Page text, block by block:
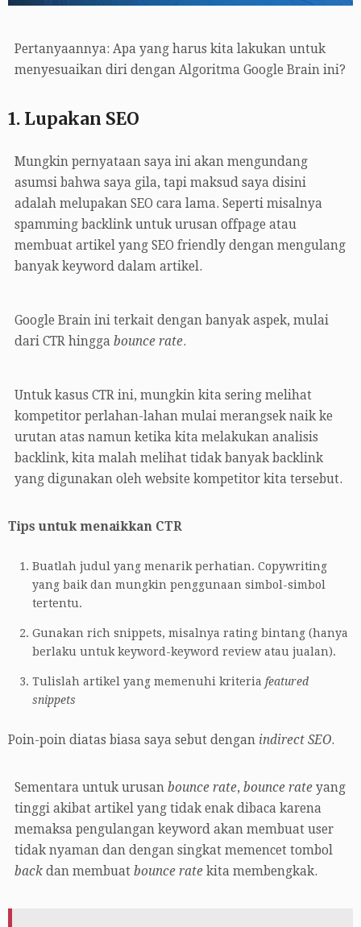
Pertanyaannya: Apa yang harus kita lakukan untuk
menyesuaikan diri dengan Algoritma Google Brain ini?
1. Lupakan SEO
Mungkin pernyataan saya ini akan mengundang
asumsi bahwa saya gila, tapi maksud saya disini
adalah melupakan SEO cara lama. Seperti misalnya
spamming backlink untuk urusan offpage atau
membuat artikel yang SEO friendly dengan mengulang
banyak keyword dalam artikel.
Google Brain ini terkait dengan banyak aspek, mulai
dari CTR hingga bounce rate.
Untuk kasus CTR ini, mungkin kita sering melihat
kompetitor perlahan-lahan mulai merangsek naik ke
urutan atas namun ketika kita melakukan analisis
backlink, kita malah melihat tidak banyak backlink
yang digunakan oleh website kompetitor kita tersebut.
Tips untuk menaikkan CTR
Buatlah judul yang menarik perhatian. Copywriting
yang baik dan mungkin penggunaan simbol-simbol
tertentu.
Gunakan rich snippets, misalnya rating bintang (hanya
berlaku untuk keyword-keyword review atau jualan).
Tulislah artikel yang memenuhi kriteria featured
snippets
Poin-poin diatas biasa saya sebut dengan indirect SEO.
Sementara untuk urusan bounce rate, bounce rate yang
tinggi akibat artikel yang tidak enak dibaca karena
memaksa pengulangan keyword akan membuat user
tidak nyaman dan dengan singkat memencet tombol
back dan membuat bounce rate kita membengkak.